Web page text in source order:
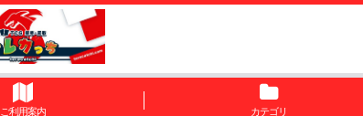
ご利用案内 カテゴリ